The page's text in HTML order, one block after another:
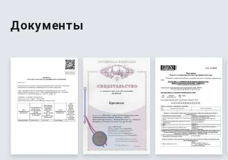
Документы